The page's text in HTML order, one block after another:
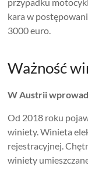
kara w
3000 euro.
Ważność
W Austrii
Od 2018 roku
winiety. Winieta
rejestracyjnej.
winiety